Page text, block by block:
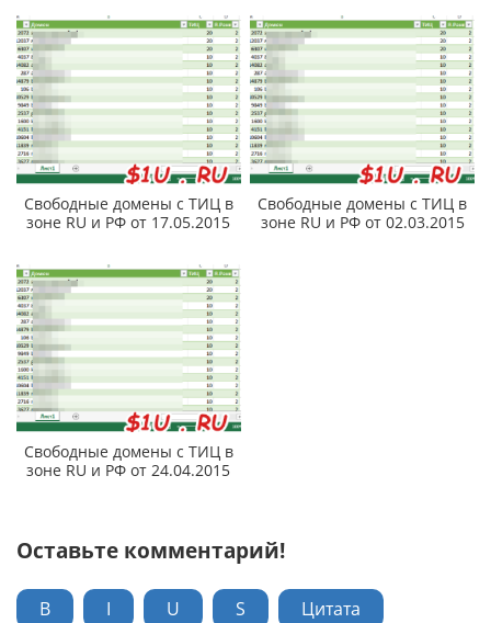
Свободные домены с ТИЦ в
зоне RU и РФ от 17.05.2015
Свободные домены с ТИЦ в
зоне RU и РФ от 02.03.2015
Свободные домены с ТИЦ в
зоне RU и РФ от 24.04.2015
Оставьте комментарий!
B I U S
Цитата